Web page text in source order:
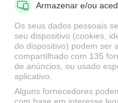
Adaptadores de Fibra
Óptica
Fibra Óptica Pigtail
Armazenar e/ou
Os seus dados pessoais
seu dispositivo (cookies,
do dispositivo) podem ser
compartilhado com 135
de anúncios, ou usado
aplicativo.
Alguns fornecedores